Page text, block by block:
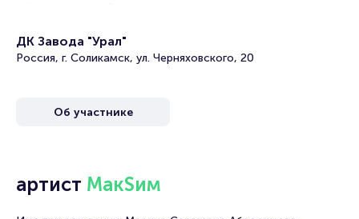
на концерт.
Билеты на концерт МакSим
продажи билетов на мероприятия разного формата.
концерт МакSим пользуются большой популярностью у
зрителей. Спешите купить их, пока они есть в наличии.
ДК Завода "Урал"
Россия, г. Соликамск, ул. Черняховского, 20
Об участнике
артист МакSим